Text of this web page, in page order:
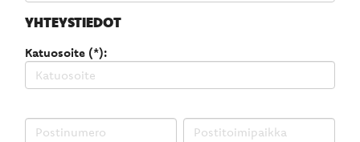
YHTEYSTIEDOT
Katuosoite (*):